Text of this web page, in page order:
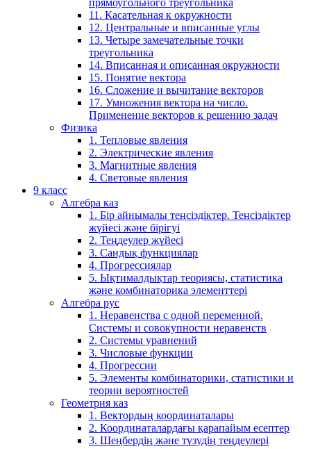
11. Касательная к окружности
12. Центральные и вписанные углы
13. Четыре замечательные точки
треугольника
14. Вписанная и описанная окружности
15. Понятие вектора
16. Сложение и вычитание векторов
17. Умножения вектора на число.
Применение векторов к решению задач
Физика
1. Тепловые явления
2. Электрические явления
3. Магнитные явления
4. Световые явления
9 класс
Алгебра каз
1. Бір айнымалы теңсіздіктер. Теңсіздіктер
жүйесі және бірігуі
2. Теңдеулер жүйесі
3. Сандық функциялар
4. Прогрессиялар
5. Ықтималдықтар теориясы, статистика
және комбинаторика элементтері
Алгебра рус
1. Неравенства с одной переменной.
Системы и совокупности неравенств
2. Системы уравнений
3. Числовые функции
4. Прогрессии
5. Элементы комбинаторики, статистики и
теории вероятностей
Геометрия каз
1. Вектордың координаталары
2. Координаталардағы қарапайым есептер
3. Шеңбердің және түзудің теңдеулері